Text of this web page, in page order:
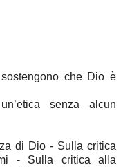
che Dio è
senza alcun
di Dio - Sulla critica
- Sulla critica alla